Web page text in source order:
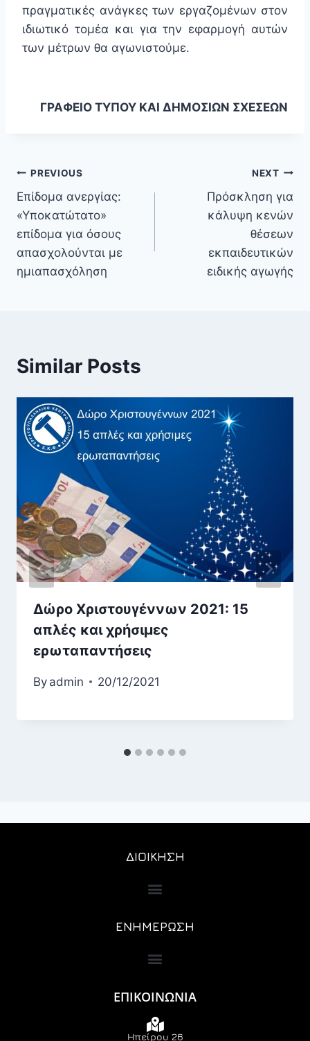
πραγματικές ανάγκες των εργαζομένων στον
ιδιωτικό τομέα και για την εφαρμογή αυτών
των μέτρων θα αγωνιστούμε.
ΓΡΑΦΕΙΟ ΤΥΠΟΥ ΚΑΙ ΔΗΜΟΣΙΩΝ ΣΧΕΣΕΩΝ
PREVIOUS
Επίδομα ανεργίας:
«Υποκατώτατο»
επίδομα για όσους
απασχολούνται με
ημιαπασχόληση
NEXT
Πρόσκληση για
κάλυψη κενών
θέσεων
εκπαιδευτικών
ειδικής αγωγής
Similar Posts
Δώρο Χριστουγέννων 2021: 15
απλές και χρήσιμες
ερωταπαντήσεις
By admin 20/12/2021
ΔΙΟΙΚΗΣΗ
ΕΝΗΜΕΡΩΣΗ
ΕΠΙΚΟΙΝΩΝΙΑ
Ηπείρου 26